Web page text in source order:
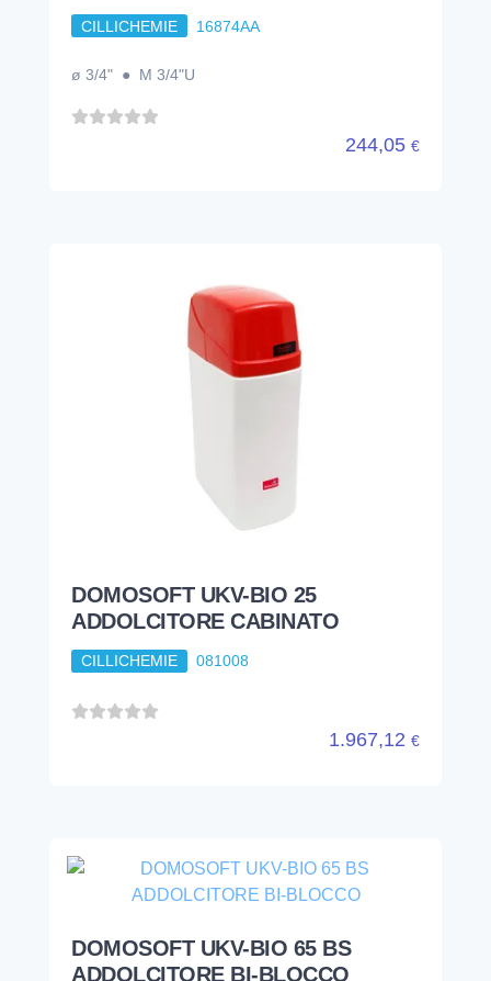
CILLICHEMIE 16874AA
ø 3/4" ● M 3/4"U
244,05 €
DOMOSOFT UKV-BIO 25
ADDOLCITORE CABINATO
CILLICHEMIE 081008
1.967,12 €
DOMOSOFT UKV-BIO 65 BS
ADDOLCITORE BI-BLOCCO